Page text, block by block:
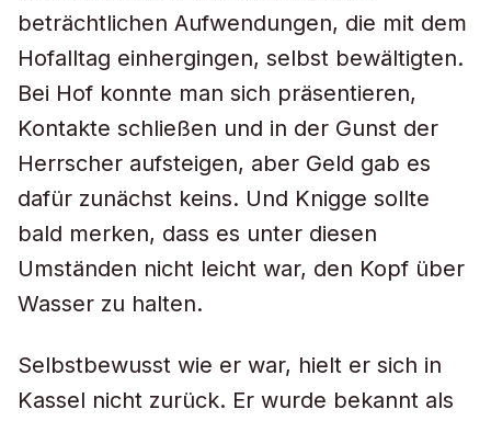
beträchtlichen Aufwendungen, die mit dem
Hofalltag einhergingen, selbst bewältigten.
Bei Hof konnte man sich präsentieren,
Kontakte schließen und in der Gunst der
Herrscher aufsteigen, aber Geld gab es
dafür zunächst keins. Und Knigge sollte
bald merken, dass es unter diesen
Umständen nicht leicht war, den Kopf über
Wasser zu halten.
Selbstbewusst wie er war, hielt er sich in
Kassel nicht zurück. Er wurde bekannt als